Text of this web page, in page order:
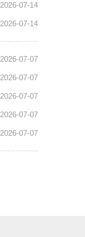
2026-07-14
2026-07-14
2026-07-07
2026-07-07
2026-07-07
2026-07-07
2026-07-07